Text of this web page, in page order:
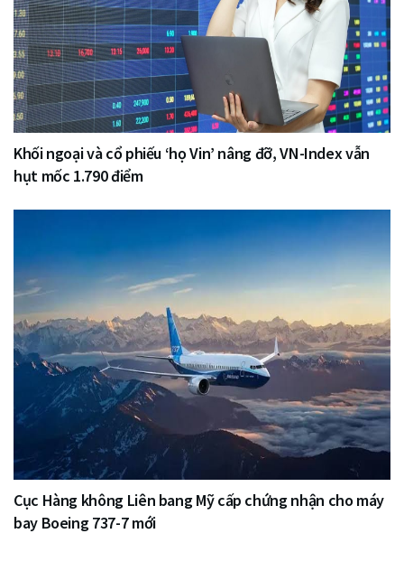
Khối ngoại và cổ phiếu ‘họ Vin’ nâng đỡ, VN-Index vẫn
hụt mốc 1.790 điểm
Cục Hàng không Liên bang Mỹ cấp chứng nhận cho máy
bay Boeing 737-7 mới